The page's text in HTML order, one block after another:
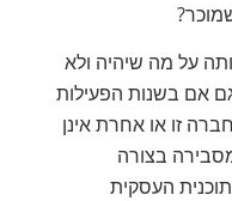
על מה שיהיה ולא
אם בשנות הפעילות
זו או אחרת אינן
בצורה
העסקית